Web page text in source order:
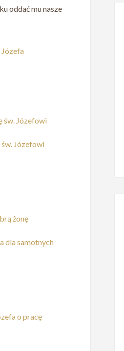
oddać mu nasze
Józefa
św. Józefowi
Józefowi
żonę
dla samotnych
o pracę